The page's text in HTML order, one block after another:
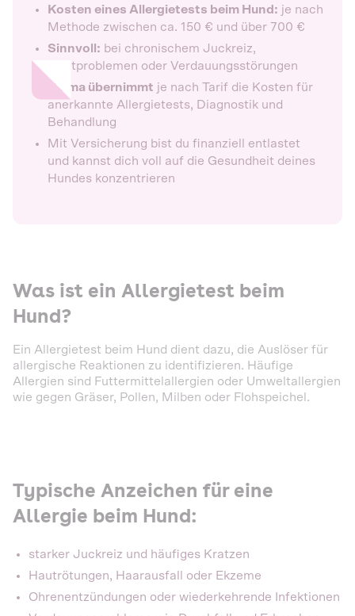
Kosten eines Allergietests beim Hund: je nach
Methode zwischen ca. 150 € und über 700 €
Sinnvoll: bei chronischem Juckreiz,
Hautproblemen oder Verdauungsstörungen
Dalma übernimmt je nach Tarif die Kosten für
anerkannte Allergietests, Diagnostik und
Behandlung
Mit Versicherung bist du finanziell entlastet
und kannst dich voll auf die Gesundheit deines
Hundes konzentrieren
Was ist ein Allergietest beim
Hund?
Ein Allergietest beim Hund dient dazu, die Auslöser für
allergische Reaktionen zu identifizieren. Häufige
Allergien sind Futtermittelallergien oder Umweltallergien
wie gegen Gräser, Pollen, Milben oder Flohspeichel.
Typische Anzeichen für eine
Allergie beim Hund:
starker Juckreiz und häufiges Kratzen
Hautrötungen, Haarausfall oder Ekzeme
Ohrenentzündungen oder wiederkehrende Infektionen